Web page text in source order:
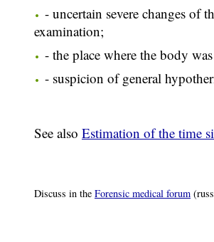
- uncertain severe changes of
examination;
- the place where the body
- suspicion of general
See also Estimation of the time
Discuss in the Forensic medical forum